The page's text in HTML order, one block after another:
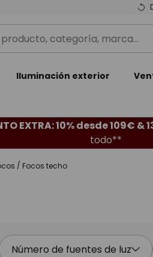
Iluminación exterior
EXTRA: 10% desde 109€ &
todo**
Focos techo
Número de fuentes de luz